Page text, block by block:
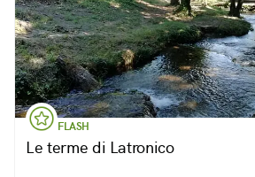
FLASH
Le terme di Latronico